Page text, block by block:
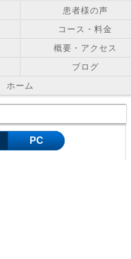
患者様の声
コース・料金
概要・アクセス
ブログ
ホーム
PC